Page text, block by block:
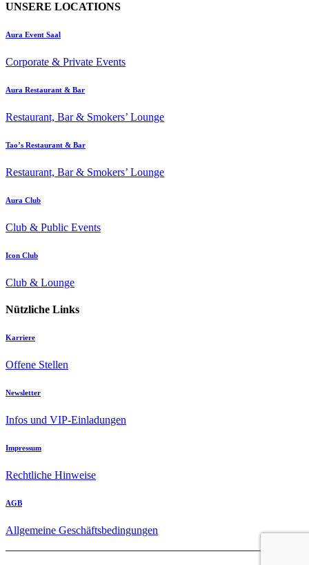
UNSERE LOCATIONS
Aura Event Saal
Corporate & Private Events
Aura Restaurant & Bar
Restaurant, Bar & Smokers’ Lounge
Tao’s Restaurant & Bar
Restaurant, Bar & Smokers’ Lounge
Aura Club
Club & Public Events
Icon Club
Club & Lounge
Nützliche Links
Karriere
Offene Stellen
Newsletter
Infos und VIP-Einladungen
Impressum
Rechtliche Hinweise
AGB
Allgemeine Geschäftsbedingungen